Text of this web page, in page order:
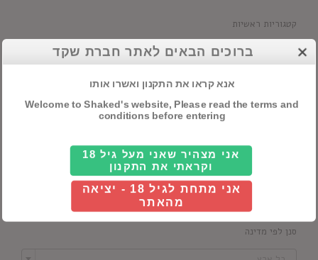
קטגוריות ראשיות
יינות
סנן לפי מדינה
ברוכים הבאים לאתר חברת שקד
אנא קראו את התקנון ואשרו אותו
Welcome to Shaked's website, Please read the terms and
conditions before entering
אני מצהיר שאני מעל גיל 18
וקראתי את התקנון
אני מתחת לגיל 18 - יציאה
מהאתר